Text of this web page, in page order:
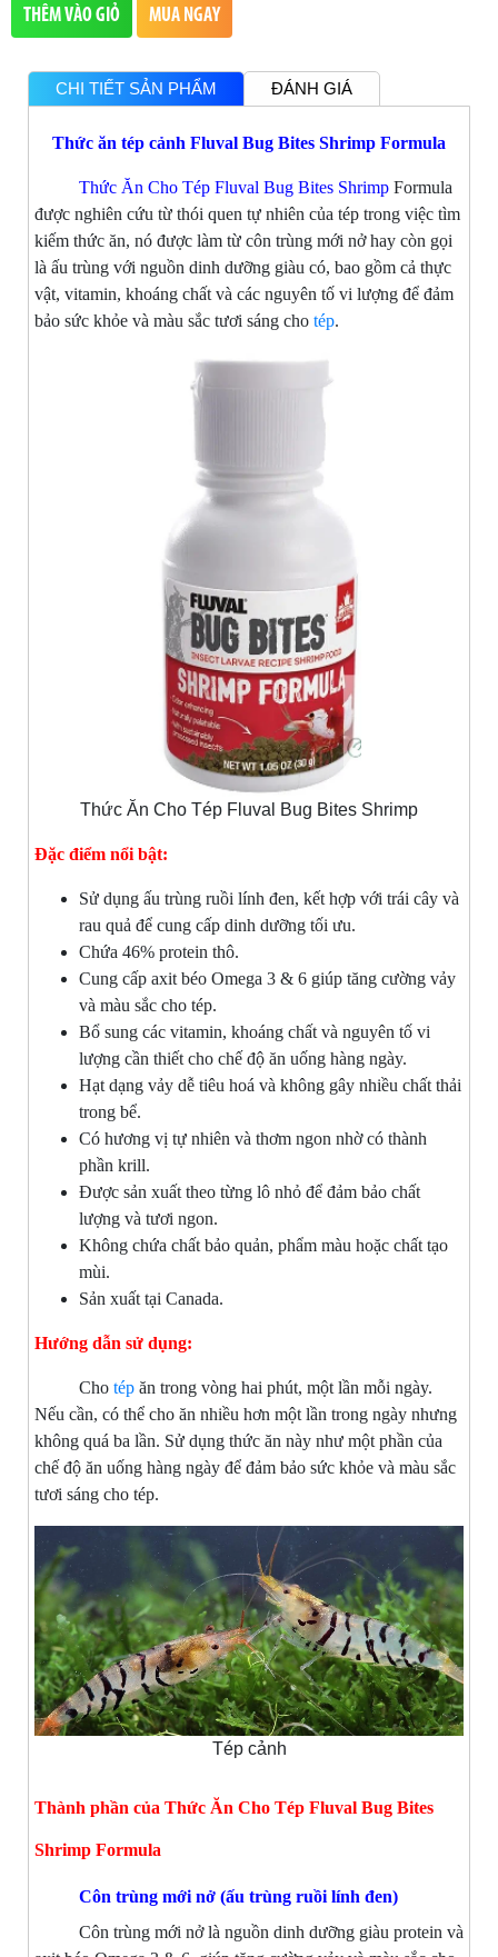
THÊM VÀO GIỎ MUA NGAY
CHI TIẾT SẢN PHẨM ĐÁNH GIÁ
Thức ăn tép cảnh Fluval Bug Bites Shrimp Formula
Thức Ăn Cho Tép Fluval Bug Bites Shrimp Formula
được nghiên cứu từ thói quen tự nhiên của tép trong việc tìm
kiếm thức ăn, nó được làm từ côn trùng mới nở hay còn gọi
là ấu trùng với nguồn dinh dưỡng giàu có, bao gồm cả thực
vật, vitamin, khoáng chất và các nguyên tố vi lượng để đảm
bảo sức khỏe và màu sắc tươi sáng cho tép.
Thức Ăn Cho Tép Fluval Bug Bites Shrimp
Đặc điểm nổi bật:
Sử dụng ấu trùng ruồi lính đen, kết hợp với trái cây và
rau quả để cung cấp dinh dưỡng tối ưu.
Chứa 46% protein thô.
Cung cấp axit béo Omega 3 & 6 giúp tăng cường vảy
và màu sắc cho tép.
Bổ sung các vitamin, khoáng chất và nguyên tố vi
lượng cần thiết cho chế độ ăn uống hàng ngày.
Hạt dạng vảy dễ tiêu hoá và không gây nhiều chất thải
trong bể.
Có hương vị tự nhiên và thơm ngon nhờ có thành
phần krill.
Được sản xuất theo từng lô nhỏ để đảm bảo chất
lượng và tươi ngon.
Không chứa chất bảo quản, phẩm màu hoặc chất tạo
mùi.
Sản xuất tại Canada.
Hướng dẫn sử dụng:
Cho tép ăn trong vòng hai phút, một lần mỗi ngày.
Nếu cần, có thể cho ăn nhiều hơn một lần trong ngày nhưng
không quá ba lần. Sử dụng thức ăn này như một phần của
chế độ ăn uống hàng ngày để đảm bảo sức khỏe và màu sắc
tươi sáng cho tép.
Tép cảnh
Thành phần của Thức Ăn Cho Tép Fluval Bug Bites
Shrimp Formula
Côn trùng mới nở (ấu trùng ruồi lính đen)
Côn trùng mới nở là nguồn dinh dưỡng giàu protein và